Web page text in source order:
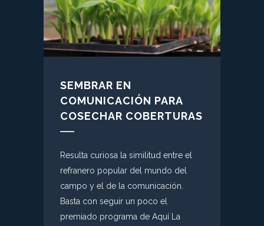
SEMBRAR EN
COMUNICACIÓN PARA
COSECHAR COBERTURAS
Resulta curiosa la similitud entre el
refranero popular del mundo del
campo y el de la comunicación.
Basta con seguir un poco el
premiado programa de Aquí La